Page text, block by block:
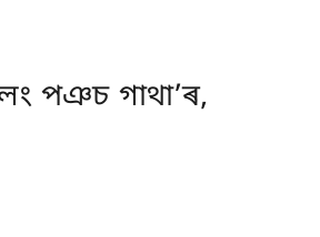
পঞচ গাথা’ৰ,